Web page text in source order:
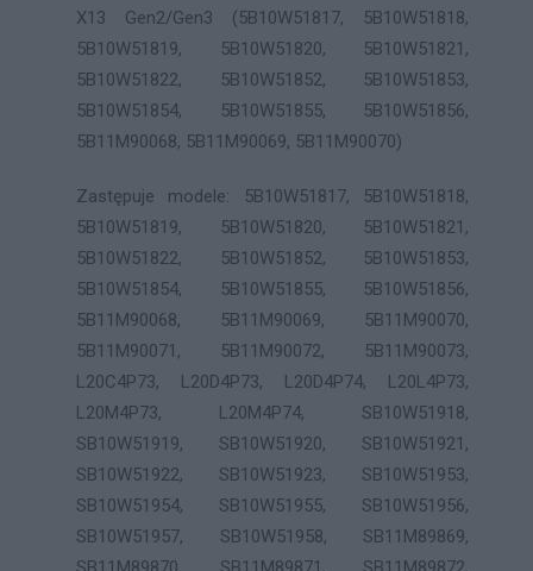
X13 Gen2/Gen3 (5B10W51817, 5B10W51818,
5B10W51819, 5B10W51820, 5B10W51821,
5B10W51822, 5B10W51852, 5B10W51853,
5B10W51854, 5B10W51855, 5B10W51856,
5B11M90068, 5B11M90069, 5B11M90070)
Zastępuje modele: 5B10W51817, 5B10W51818,
5B10W51819, 5B10W51820, 5B10W51821,
5B10W51822, 5B10W51852, 5B10W51853,
5B10W51854, 5B10W51855, 5B10W51856,
5B11M90068, 5B11M90069, 5B11M90070,
5B11M90071, 5B11M90072, 5B11M90073,
L20C4P73, L20D4P73, L20D4P74, L20L4P73,
L20M4P73, L20M4P74, SB10W51918,
SB10W51919, SB10W51920, SB10W51921,
SB10W51922, SB10W51923, SB10W51953,
SB10W51954, SB10W51955, SB10W51956,
SB10W51957, SB10W51958, SB11M89869,